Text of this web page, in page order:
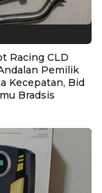
Racing CLD
Pemilik
Kecepatan, Bid
Bradsis